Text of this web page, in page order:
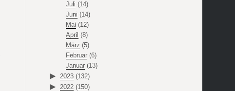
Juli (14)
Juni (14)
Mai (12)
April (8)
März (5)
Februar(6)
Januar(13)
2023 (132)
2022 (150)